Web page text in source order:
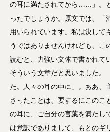
の耳に満たされてから……」。
ったでしょうか。原文では、「
用いられています。私は決して
うではありませんけれども、こ
読むと、力強い文体で書かれて
そういう文章だと思いました。
た。人々の耳の中に」。ああ、
さったことは、要するにこのこ
の耳に、ご自分の言葉を満たし
は意訳でありまして、もとのギ